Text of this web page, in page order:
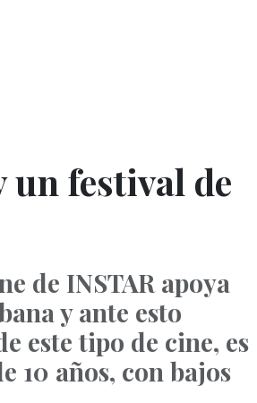
un festival de
de INSTAR apoya
y ante esto
este tipo de cine, es
10 años, con bajos